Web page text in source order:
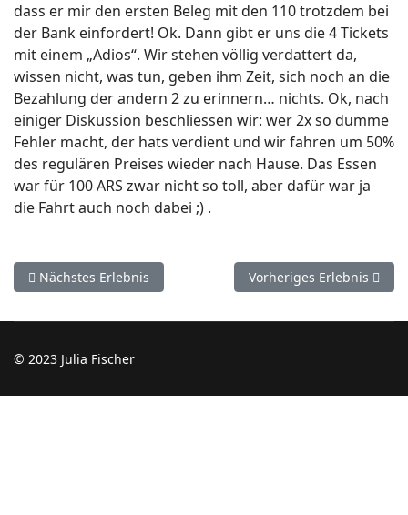
dass er mir den ersten Beleg mit den 110 trotzdem bei
der Bank einfordert! Ok. Dann gibt er uns die 4 Tickets
mit einem „Adios“. Wir stehen völlig verdattert da,
wissen nicht, was tun, geben ihm Zeit, sich noch an die
Bezahlung der andern 2 zu erinnern… nichts. Ok, nach
einiger Diskussion beschliessen wir: wer 2x so dumme
Fehler macht, der hats verdient und wir fahren um 50%
des regulären Preises wieder nach Hause. Das Essen
war für 100 ARS zwar nicht so toll, aber dafür war ja
die Fahrt auch noch dabei ;) .
Vorheriger Beitrag: 7000km auf Argentiniens Straße Teil 3
Nächstes Erlebnis Nächster Beitrag: 7000
Vorheriges Erlebnis
© 2023 Julia Fischer